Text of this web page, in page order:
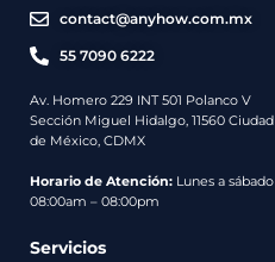
contact@anyhow.com.mx
55 7090 6222
Av. Homero 229 INT 501 Polanco V
Sección Miguel Hidalgo, 11560 Ciudad
de México, CDMX
Horario de Atención: Lunes a sábado
08:00am – 08:00pm
Servicios
Envíos
Métodos
de
Contacto